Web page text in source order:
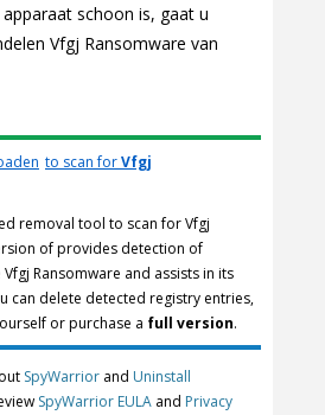
schoon is, gaat u
Vfgj Ransomware van
to scan forVfgj
removal tool to scan for Vfgj
of provides detection of
Ransomware and assists in its
can delete detected registry entries,
or purchase a full version.
SpyWarrior and Uninstall
SpyWarrior EULA and Privacy